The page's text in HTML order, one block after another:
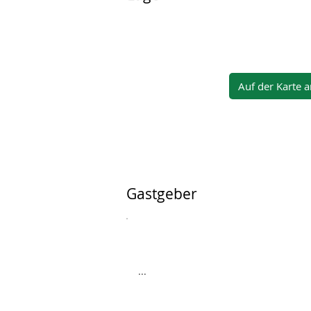
Auf der Karte
Gastgeber
...